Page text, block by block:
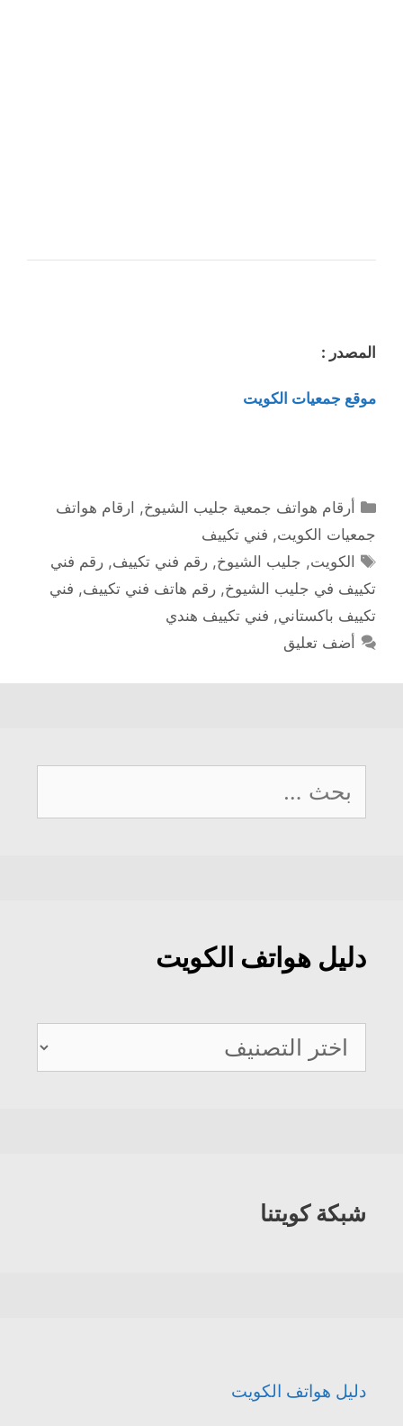
المصدر :
موقع جمعيات الكويت
التصنيفات
أرقام هواتف جمعية جليب الشيوخ, ارقام هواتف
جمعيات الكويت, فني تكييف
الوسوم
الكويت, جليب الشيوخ,رقم فني تكييف,رقم فني
تكييف في جليب الشيوخ, رقم هاتف فني تكييف, فني
تكييف باكستاني, فني تكييف هندي
أضف تعليق
البحث
عن:
دليل هواتف الكويت
دليل
هواتف
شبكة كويتنا
دليل هواتف الكويت